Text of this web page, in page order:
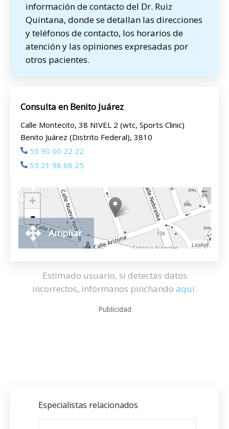
información de contacto del Dr. Ruiz
Quintana, donde se detallan las direcciones
y teléfonos de contacto, los horarios de
atención y las opiniones expresadas por
otros pacientes.
Consulta en Benito Juárez
Calle Montecito, 38 NIVEL 2 (wtc, Sports Clinic)
Benito Juárez (Distrito Federal), 3810
55 90 00 22 22
55 21 98 68 25
+
-
Leaflet
Ampliar
Estimado usuario, si detectas datos
incorrectos, infórmanos pinchando aquí.
Publicidad
Especialistas relacionados